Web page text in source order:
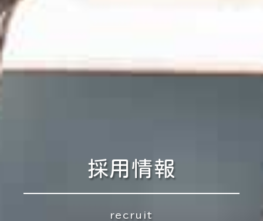
採用情報
recruit